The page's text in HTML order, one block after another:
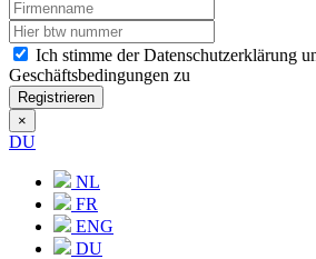
Ich stimme der Datenschutzerklärung
Geschäftsbedingungen zu
Registrieren
×
DU
NL
FR
ENG
DU